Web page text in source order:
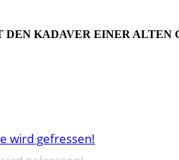
DEN KADAVER EINER ALTEN